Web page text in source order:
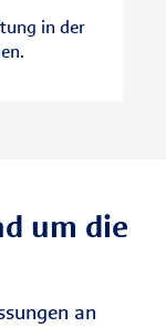
in der
um die
an